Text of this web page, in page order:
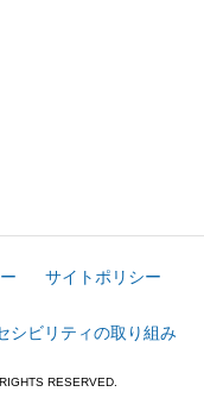
サイトポリシー
シビリティの取り組み
RESERVED.